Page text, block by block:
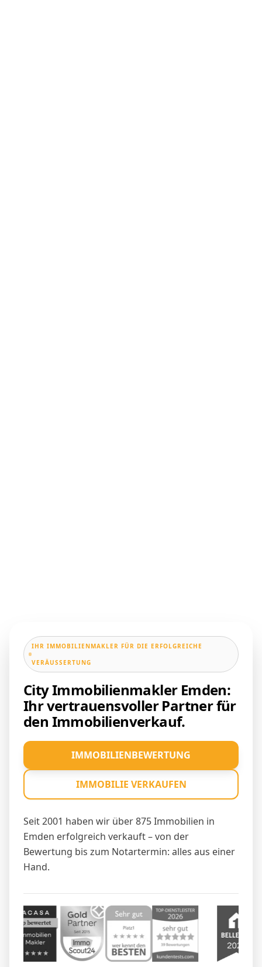
IHR IMMOBILIENMAKLER FÜR DIE ERFOLGREICHE
VERÄUSSERTUNG
City Immobilienmakler Emden:
Ihr vertrauensvoller Partner für
den Immobilienverkauf.
Seit 2001 haben wir über 875 Immobilien in
Emden erfolgreich verkauft – von der
Bewertung bis zum Notartermin: alles aus einer
Hand.
IMMOBILIENBEWERTUNG
IMMOBILIE VERKAUFEN